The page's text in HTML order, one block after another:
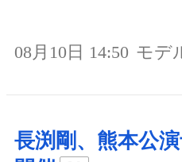
08月10日 14:50 モデ
長渕剛、熊本公